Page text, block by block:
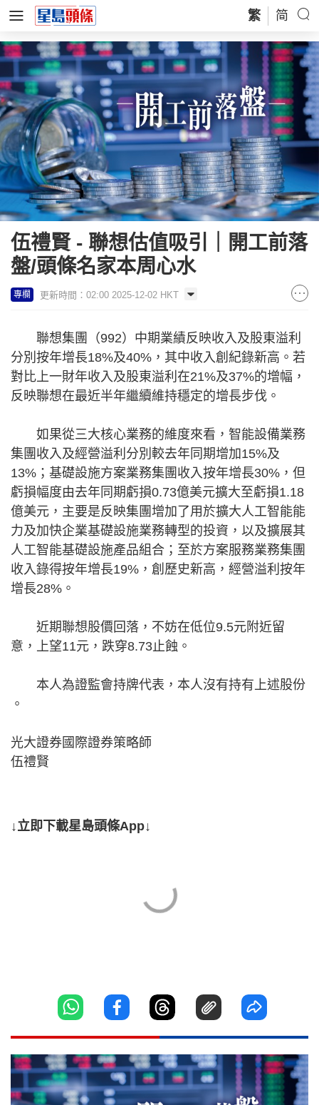
繁 简
伍禮賢 - 聯想估值吸引｜開工前落
盤/頭條名家本周心水
專欄 更新時間：02:00 2025-12-02 HKT
聯想集團（992）中期業績反映收入及股東溢利
分別按年增長18%及40%，其中收入創紀錄新高。若
對比上一財年收入及股東溢利在21%及37%的增幅，
反映聯想在最近半年繼續維持穩定的增長步伐。
如果從三大核心業務的維度來看，智能設備業務
集團收入及經營溢利分別較去年同期增加15%及
13%；基礎設施方案業務集團收入按年增長30%，但
虧損幅度由去年同期虧損0.73億美元擴大至虧損1.18
億美元，主要是反映集團增加了用於擴大人工智能能
力及加快企業基礎設施業務轉型的投資，以及擴展其
人工智能基礎設施產品組合；至於方案服務業務集團
收入錄得按年增長19%，創歷史新高，經營溢利按年
增長28%。
近期聯想股價回落，不妨在低位9.5元附近留
意，上望11元，跌穿8.73止蝕。
本人為證監會持牌代表，本人沒有持有上述股份​​
。
光大證券國際證券策略師
伍禮賢
↓立即下載星島頭條App↓